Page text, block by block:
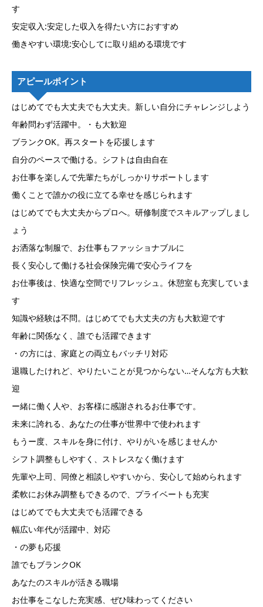
す
安定収入:安定した収入を得たい方におすすめ
働きやすい環境:安心してに取り組める環境です
アピールポイント
はじめてでも大丈夫でも大丈夫。新しい自分にチャレンジしよう
年齢問わず活躍中。・も大歓迎
ブランクOK。再スタートを応援します
自分のペースで働ける。シフトは自由自在
お仕事を楽しんで先輩たちがしっかりサポートします
働くことで誰かの役に立てる幸せを感じられます
はじめてでも大丈夫からプロへ。研修制度でスキルアップしまし
ょう
お洒落な制服で、お仕事もファッショナブルに
長く安心して働ける社会保険完備で安心ライフを
お仕事後は、快適な空間でリフレッシュ。休憩室も充実していま
す
知識や経験は不問。はじめてでも大丈夫の方も大歓迎です
年齢に関係なく、誰でも活躍できます
・の方には、家庭との両立もバッチリ対応
退職したけれど、やりたいことが見つからない…そんな方も大歓
迎
ー緒に働く人や、お客様に感謝されるお仕事です。
未来に誇れる、あなたの仕事が世界中で使われます
もうー度、スキルを身に付け、やりがいを感じませんか
シフト調整もしやすく、ストレスなく働けます
先輩や上司、同僚と相談しやすいから、安心して始められます
柔軟にお休み調整もできるので、プライベートも充実
はじめてでも大丈夫でも活躍できる
幅広い年代が活躍中、対応
・の夢も応援
誰でもブランクOK
あなたのスキルが活きる職場
お仕事をこなした充実感、ぜひ味わってください